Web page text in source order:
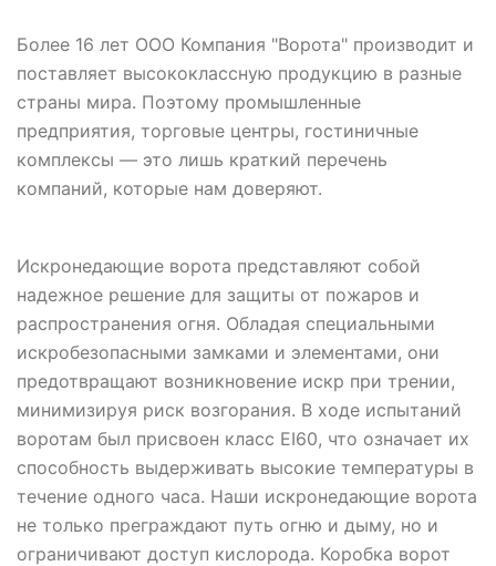
Более 16 лет ООО Компания "Ворота" производит и
поставляет высококлассную продукцию в разные
страны мира. Поэтому промышленные
предприятия, торговые центры, гостиничные
комплексы — это лишь краткий перечень
компаний, которые нам доверяют.
Искронедающие ворота представляют собой
надежное решение для защиты от пожаров и
распространения огня. Обладая специальными
искробезопасными замками и элементами, они
предотвращают возникновение искр при трении,
минимизируя риск возгорания. В ходе испытаний
воротам был присвоен класс EI60, что означает их
способность выдерживать высокие температуры в
течение одного часа. Наши искронедающие ворота
не только преграждают путь огню и дыму, но и
ограничивают доступ кислорода. Коробка ворот